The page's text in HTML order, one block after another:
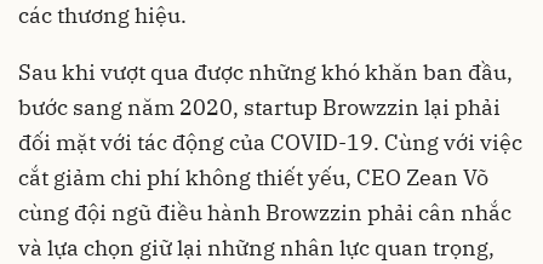
các thương hiệu.
Sau khi vượt qua được những khó khăn ban đầu,
bước sang năm 2020, startup Browzzin lại phải
đối mặt với tác động của COVID-19. Cùng với việc
cắt giảm chi phí không thiết yếu, CEO Zean Võ
cùng đội ngũ điều hành Browzzin phải cân nhắc
và lựa chọn giữ lại những nhân lực quan trọng,